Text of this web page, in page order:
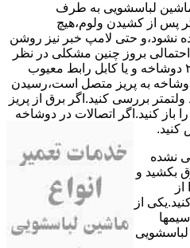
ماشین لباسشویی به طرف
ﭘﺲ از ﮐﺸﯿﺪن وﻟﻮم،ﻫﯿﭻ
نشود،و حتی ﻻﻣﭗ ﺧﺒﺮ ﻧﯿﺰ روﺷﻦ
احتمالی بروز چنین مشکلی در نظر
داشته باشید:۱٫ ﭘﺮﯾﺰ ﺑﺮق ﻧﺪارد.۲٫ دوﺷﺎﺧﻪ و ﯾﺎ ﮐﺎﺑﻞ راﺑﻂ ﻣﻌﯿﻮب
ﺑﻪ ﭘﺮﯾﺰ ﻣﺘﺼﻞ اﺳﺖ،رﺳﯿﺪن
بررسی ﮐﻨﯿﺪ.اﮔﺮ ﺑﺮق از ﭘﺮﯾﺰ
باز کنید.اﮔﺮ اﺗﺼﺎﻻت در دوشاخه
کنید.
ﻧﺸﺪه
بکشید و
از